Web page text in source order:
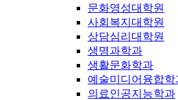
문화영성대학원
사회복지대학원
상담심리대학원
생명과학과
생활문화학과
예술미디어융합학
의료인공지능학과